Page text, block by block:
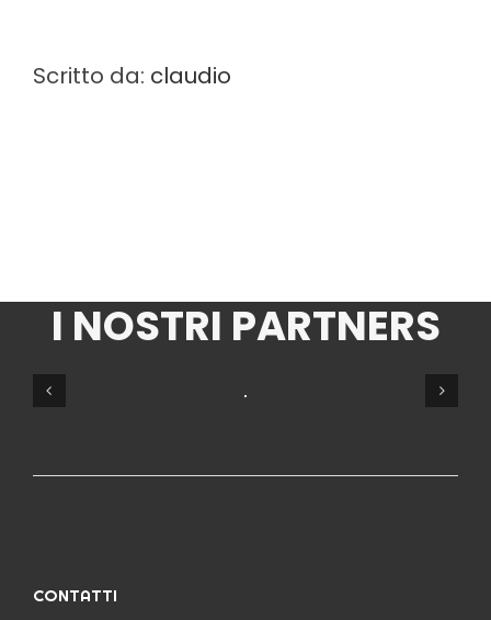
Scritto da: claudio
I NOSTRI PARTNERS
CONTATTI